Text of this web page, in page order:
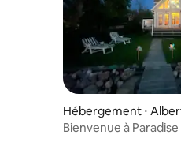
Hébergement ⋅
Bienvenue à